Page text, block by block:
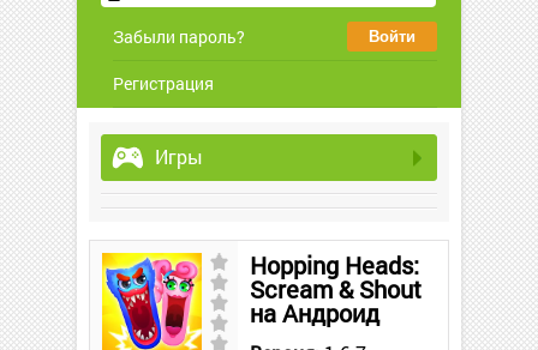
Забыли пароль?
Регистрация
Игры
Hopping Heads:
Scream & Shout
на Андроид